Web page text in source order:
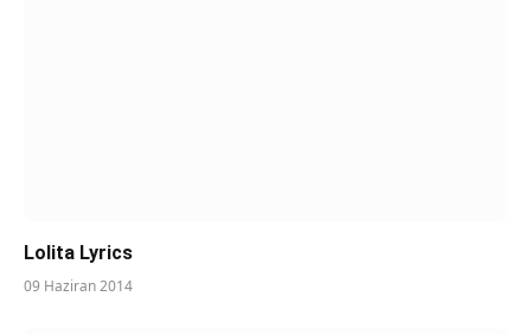
Lolita Lyrics
09 Haziran 2014